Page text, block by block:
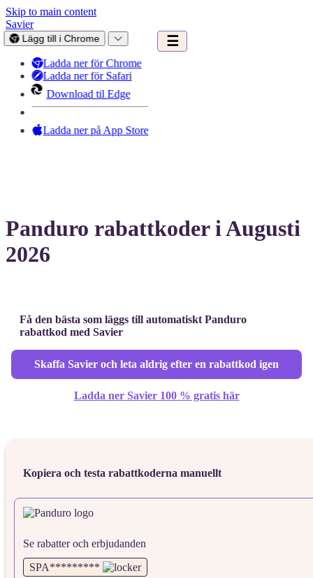
Skip to main content
Savier
Lägg till i Chrome
Ladda ner för Chrome
Ladda ner för Safari
Download til Edge
Ladda ner på App Store
☰
Panduro rabattkoder i Augusti
2026
Få den bästa som läggs till automatiskt Panduro
rabattkod med Savier
Skaffa Savier och leta aldrig efter en rabattkod igen
Ladda ner Savier 100 % gratis här
Kopiera och testa rabattkoderna manuellt
Se rabatter och erbjudanden
SPA*********